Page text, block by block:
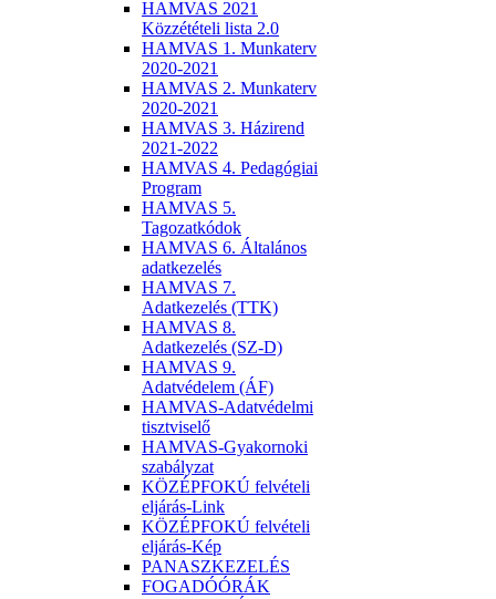
HAMVAS 2021
Közzétételi lista 2.0
HAMVAS 1. Munkaterv
2020-2021
HAMVAS 2. Munkaterv
2020-2021
HAMVAS 3. Házirend
2021-2022
HAMVAS 4. Pedagógiai
Program
HAMVAS 5.
Tagozatkódok
HAMVAS 6. Általános
adatkezelés
HAMVAS 7.
Adatkezelés (TTK)
HAMVAS 8.
Adatkezelés (SZ-D)
HAMVAS 9.
Adatvédelem (ÁF)
HAMVAS-Adatvédelmi
tisztviselő
HAMVAS-Gyakornoki
szabályzat
KÖZÉPFOKÚ felvételi
eljárás-Link
KÖZÉPFOKÚ felvételi
eljárás-Kép
PANASZKEZELÉS
FOGADÓÓRÁK